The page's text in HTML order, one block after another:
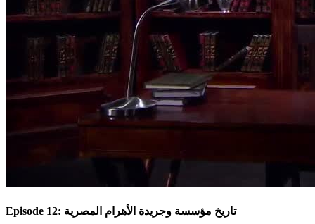
Episode 12: تاريخ مؤسسة وجريدة الأهرام المصرية